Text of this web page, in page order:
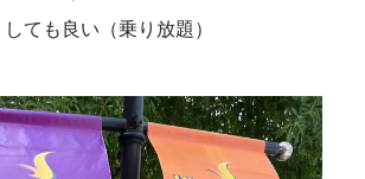
ても良い（乗り放題）